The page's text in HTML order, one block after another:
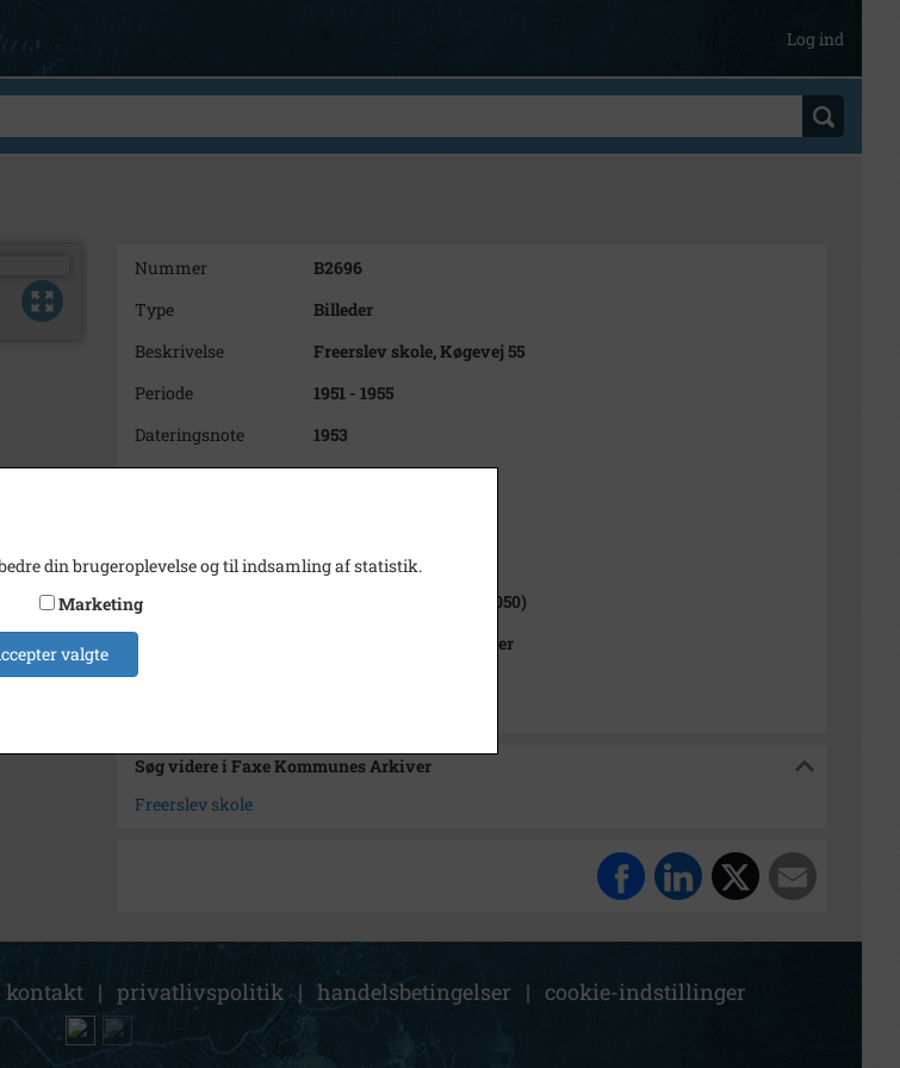
Log ind
Nummer
B2696
Type
Billeder
Beskrivelse
Freerslev skole, Køgevej 55
Periode
1951 - 1955
Dateringsnote
1953
Fotograf
Ukendt
Type
Sogn (1000-2050)
Enhed
Freerslev Sogn (1000-2050)
Arkiv
Faxe Kommunes Arkiver
Søg videre i Faxe Kommunes Arkiver
Freerslev skole
kontakt | privatlivspolitik | handelsbetingelser | cookie-indstillinger
din brugeroplevelse og til indsamling af statistik.
Marketing
valgte